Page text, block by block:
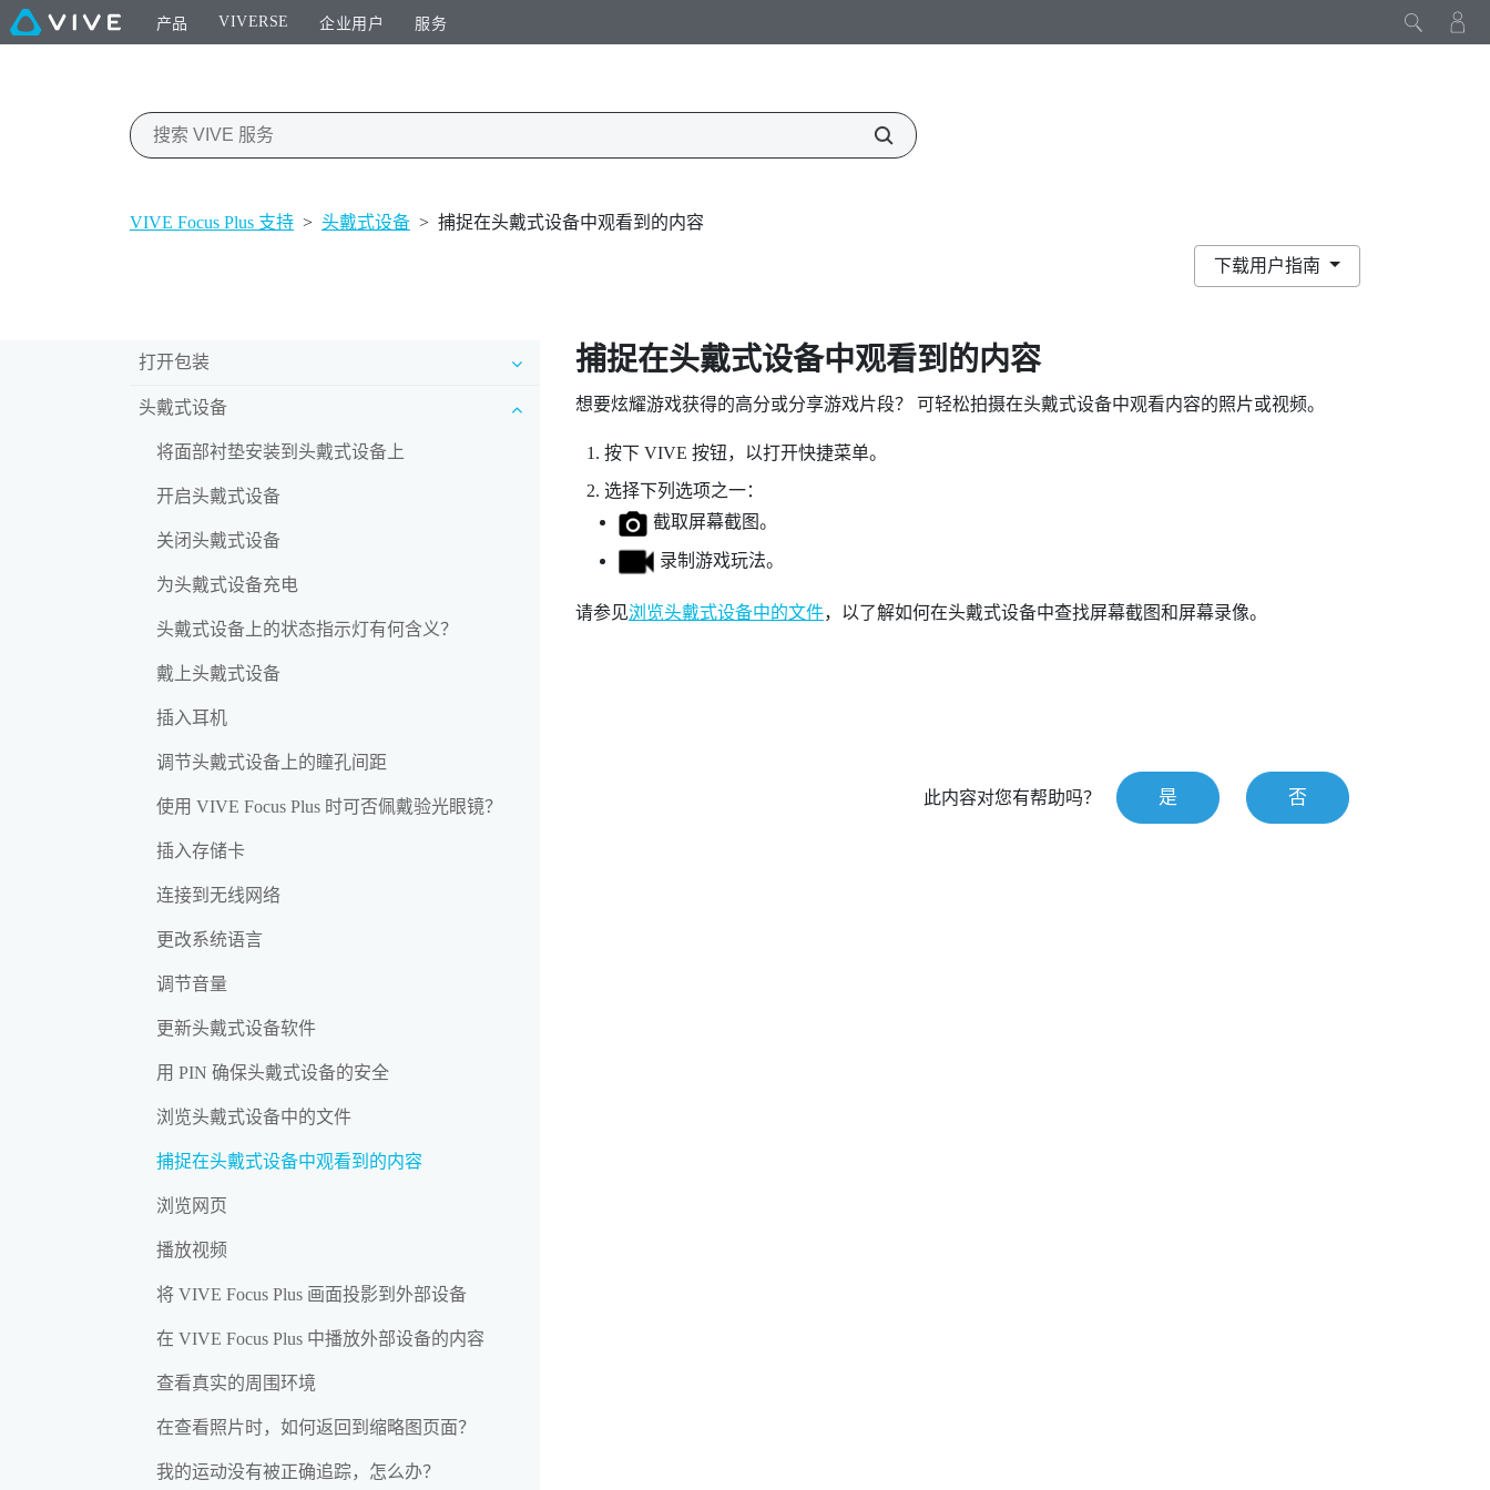
产品 VIVERSE 企业用户 服务
VIVE Focus Plus 支持 > 头戴式设备 > 捕捉在头戴式设备中观看到的内容
下载用户指南
打开包装
头戴式设备
将面部衬垫安装到头戴式设备上
开启头戴式设备
关闭头戴式设备
为头戴式设备充电
头戴式设备上的状态指示灯有何含义？
戴上头戴式设备
插入耳机
调节头戴式设备上的瞳孔间距
使用 VIVE Focus Plus 时可否佩戴验光眼镜？
插入存储卡
连接到无线网络
更改系统语言
调节音量
更新头戴式设备软件
用 PIN 确保头戴式设备的安全
浏览头戴式设备中的文件
捕捉在头戴式设备中观看到的内容
浏览网页
播放视频
将 VIVE Focus Plus 画面投影到外部设备
在 VIVE Focus Plus 中播放外部设备的内容
查看真实的周围环境
在查看照片时，如何返回到缩略图页面？
我的运动没有被正确追踪，怎么办？
捕捉在头戴式设备中观看到的内容
想要炫耀游戏获得的高分或分享游戏片段？ 可轻松拍摄在头戴式设备中观看内容的照片或视频。
按下 VIVE 按钮，以打开快捷菜单。
选择下列选项之一：
截取屏幕截图。
录制游戏玩法。
请参见浏览头戴式设备中的文件，以了解如何在头戴式设备中查找屏幕截图和屏幕录像。
此内容对您有帮助吗？ 是 否